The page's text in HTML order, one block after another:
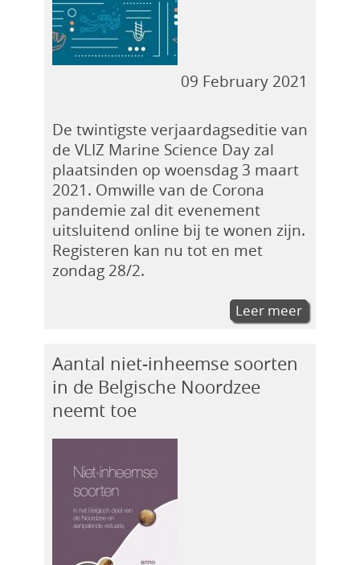
09 February 2021
De twintigste verjaardagseditie van
de VLIZ Marine Science Day zal
plaatsinden op woensdag 3 maart
2021. Omwille van de Corona
pandemie zal dit evenement
uitsluitend online bij te wonen zijn.
Registeren kan nu tot en met
zondag 28/2.
Leer meer
Aantal niet-inheemse soorten
in de Belgische Noordzee
neemt toe